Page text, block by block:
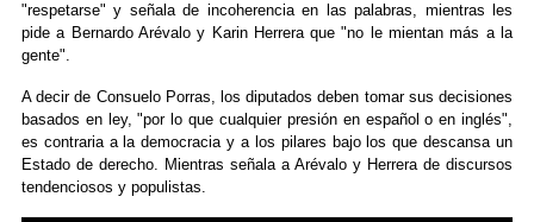
"respetarse" y señala de incoherencia en las palabras, mientras les
pide a Bernardo Arévalo y Karin Herrera que "no le mientan más a la
gente".
A decir de Consuelo Porras, los diputados deben tomar sus decisiones
basados en ley, "por lo que cualquier presión en español o en inglés",
es contraria a la democracia y a los pilares bajo los que descansa un
Estado de derecho. Mientras señala a Arévalo y Herrera de discursos
tendenciosos y populistas.